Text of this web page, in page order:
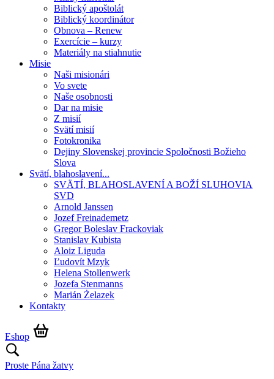
Biblický apoštolát
Biblický koordinátor
Obnova – Renew
Exercície – kurzy
Materiály na stiahnutie
Misie
Naši misionári
Vo svete
Naše osobnosti
Dar na misie
Z misií
Svätí misií
Fotokronika
Dejiny Slovenskej provincie Spoločnosti Božieho
Slova
Svätí, blahoslavení...
SVÄTÍ, BLAHOSLAVENÍ A BOŽÍ SLUHOVIA
SVD
Arnold Janssen
Jozef Freinademetz
Gregor Boleslav Frackoviak
Stanislav Kubista
Aloiz Liguda
Ľudovít Mzyk
Helena Stollenwerk
Jozefa Stenmanns
Marián Żelazek
Kontakty
Eshop
Proste Pána žatvy